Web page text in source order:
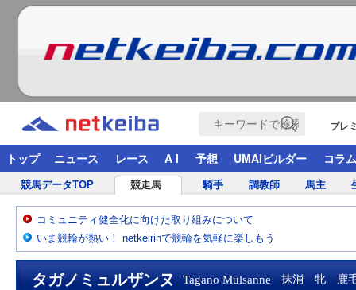
プレ
トップ ニュース レース A I 予想 UMAIビルダー コラム
競馬データTOP 競走馬 騎手 調教師 馬主
コミュニティ健全化に向けた取り組みについて
いま競輪が熱い！ netkeirinで競輪を気軽に楽しもう
タガノミュルザンヌ Tagano Mulsanne 抹消 牝 鹿